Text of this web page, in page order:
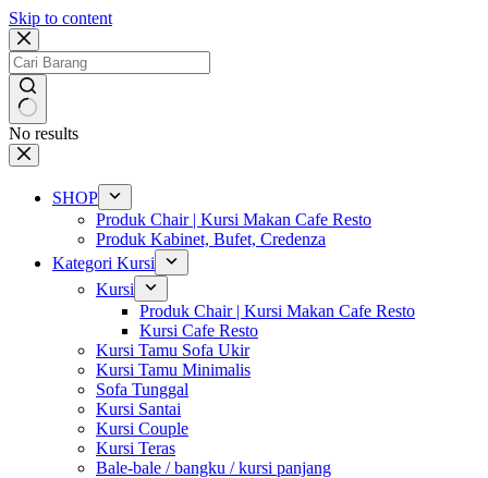
Skip to content
No results
SHOP
Produk Chair | Kursi Makan Cafe Resto
Produk Kabinet, Bufet, Credenza
Kategori Kursi
Kursi
Produk Chair | Kursi Makan Cafe Resto
Kursi Cafe Resto
Kursi Tamu Sofa Ukir
Kursi Tamu Minimalis
Sofa Tunggal
Kursi Santai
Kursi Couple
Kursi Teras
Bale-bale / bangku / kursi panjang